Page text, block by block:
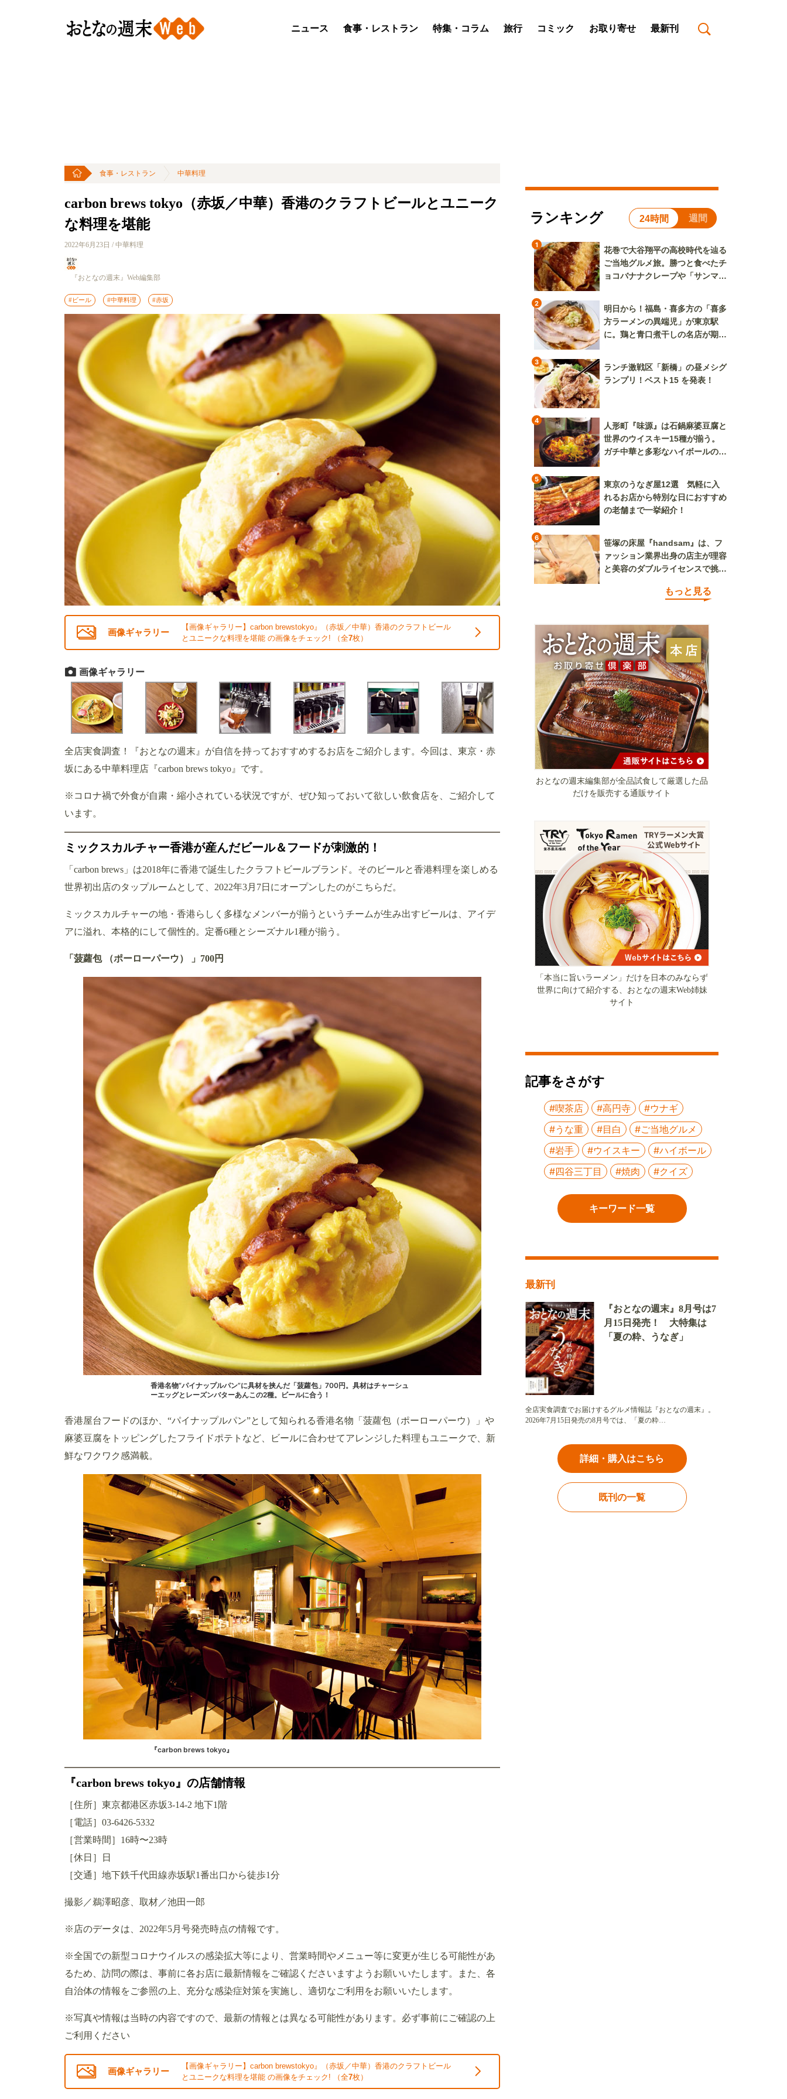
ニュース 食事・レストラン 特集・コラム 旅行 コミック お取り寄せ 最新刊
食事・レストラン 中華料理
carbon brews tokyo（赤坂／中華）香港のクラフトビールとユニーク
な料理を堪能
2022年6月23日 / 中華料理
『おとなの週末』Web編集部
#ビール #中華料理 #赤坂
画像ギャラリー
【画像ギャラリー】carbon brewstokyo』（赤坂／中華）香港のクラフトビール
とユニークな料理を堪能 の画像をチェック! （全7枚）
画像ギャラリー
全店実食調査！『おとなの週末』が自信を持っておすすめするお店をご紹介します。今回は、東京・赤
坂にある中華料理店『carbon brews tokyo』です。
※コロナ禍で外食が自粛・縮小されている状況ですが、ぜひ知っておいて欲しい飲食店を、ご紹介して
います。
ミックスカルチャー香港が産んだビール＆フードが刺激的！
「carbon brews」は2018年に香港で誕生したクラフトビールブランド。そのビールと香港料理を楽しめる
世界初出店のタップルームとして、2022年3月7日にオープンしたのがこちらだ。
ミックスカルチャーの地・香港らしく多様なメンバーが揃うというチームが生み出すビールは、アイデ
アに溢れ、本格的にして個性的。定番6種とシーズナル1種が揃う。
「菠蘿包 （ポーローパーウ） 」700円
香港名物“パイナップルパン”に具材を挟んだ「菠蘿包」700円。具材はチャーシュ
ーエッグとレーズンバターあんこの2種。ビールに合う！
香港屋台フードのほか、“パイナップルパン”として知られる香港名物「菠蘿包（ポーローパーウ）」や
麻婆豆腐をトッピングしたフライドポテトなど、ビールに合わせてアレンジした料理もユニークで、新
鮮なワクワク感満載。
『carbon brews tokyo』
『carbon brews tokyo』の店舗情報
［住所］東京都港区赤坂3-14-2 地下1階
［電話］03-6426-5332
［営業時間］16時〜23時
［休日］日
［交通］地下鉄千代田線赤坂駅1番出口から徒歩1分
撮影／鵜澤昭彦、取材／池田一郎
※店のデータは、2022年5月号発売時点の情報です。
※全国での新型コロナウイルスの感染拡大等により、営業時間やメニュー等に変更が生じる可能性があ
るため、訪問の際は、事前に各お店に最新情報をご確認くださいますようお願いいたします。また、各
自治体の情報をご参照の上、充分な感染症対策を実施し、適切なご利用をお願いいたします。
※写真や情報は当時の内容ですので、最新の情報とは異なる可能性があります。必ず事前にご確認の上
ご利用ください
画像ギャラリー
【画像ギャラリー】carbon brewstokyo』（赤坂／中華）香港のクラフトビール
とユニークな料理を堪能 の画像をチェック! （全7枚）
ランキング 24時間 週間
1
花巻で大谷翔平の高校時代を辿る
ご当地グルメ旅。勝つと食べたチ
ョコバナナクレープや「サンマー
2
明日から！福島・喜多方の「喜多
方ラーメンの異端児」が東京駅
に。鶏と青口煮干しの名店が期間
3
ランチ激戦区「新橋」の昼メシグ
ランプリ！ベスト15 を発表！
4
人形町『味源』は石鍋麻婆豆腐と
世界のウイスキー15種が揃う。
ガチ中華と多彩なハイボールの組
5
東京のうなぎ屋12選 気軽に入
れるお店から特別な日におすすめ
の老舗まで一挙紹介！
6
笹塚の床屋『handsam』は、フ
ァッション業界出身の店主が理容
と美容のダブルライセンスで挑む
もっと見る
おとなの週末編集部が全品試食して厳選した品
だけを販売する通販サイト
「本当に旨いラーメン」だけを日本のみならず
世界に向けて紹介する、おとなの週末Web姉妹
サイト
記事をさがす
#喫茶店 #高円寺
#ウナギ
#うな重
#目白
#ご当地グルメ
#岩手
#ウイスキー
#ハイボール
#四谷三丁目
#焼肉 #クイズ
キーワード一覧
最新刊
『おとなの週末』8月号は7
月15日発売！ 大特集は
「夏の粋、うなぎ」
全店実食調査でお届けするグルメ情報誌『おとなの週末』。
2026年7月15日発売の8月号では、「夏の粋…
詳細・購入はこちら
既刊の一覧